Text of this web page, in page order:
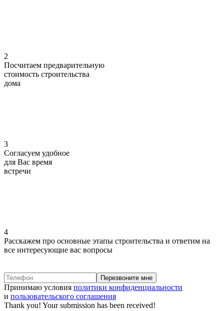
2
Посчитаем предварительную
стоимость строительства
дома
3
Согласуем удобное
для Вас время
встречи
4
Расскажем про основные этапы строительства и ответим на
все интересующие вас вопросы
Принимаю условия политики конфиденциальности
и пользовательского соглашения
Thank you! Your submission has been received!